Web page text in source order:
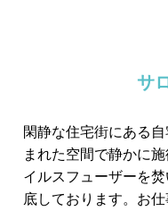
サ
閑静な住宅街にある
まれた空間で静かに
イルスフューザーを
底しております。お